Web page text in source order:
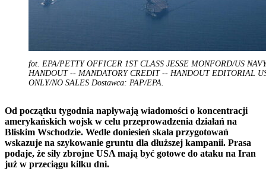
fot. EPA/PETTY OFFICER 1ST CLASS JESSE MONFORD/US
HANDOUT -- MANDATORY CREDIT -- HANDOUT EDITORIAL
ONLY/NO SALES Dostawca: PAP/EPA.
Od początku tygodnia napływają wiadomości o koncentracji
amerykańskich wojsk w celu przeprowadzenia działań na
Bliskim Wschodzie. Wedle doniesień skala przygotowań
wskazuje na szykowanie gruntu dla dłuższej kampanii. Prasa
podaje, że siły zbrojne USA mają być gotowe do ataku na Iran
już w przeciągu kilku dni.